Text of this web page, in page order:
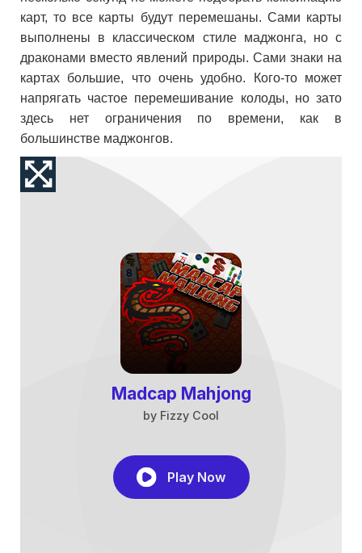
карт, то все карты будут перемешаны. Сами карты
выполнены в классическом стиле маджонга, но с
драконами вместо явлений природы. Сами знаки на
картах большие, что очень удобно. Кого-то может
напрягать частое перемешивание колоды, но зато
здесь нет ограничения по времени, как в
большинстве маджонгов.